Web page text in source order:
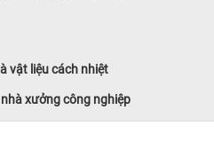
vật liệu cách nhiệt
xưởng công nghiệp